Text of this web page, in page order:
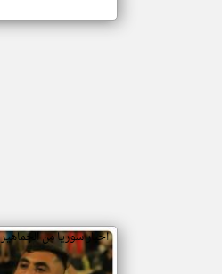
اخبار سوريا من الجماهير